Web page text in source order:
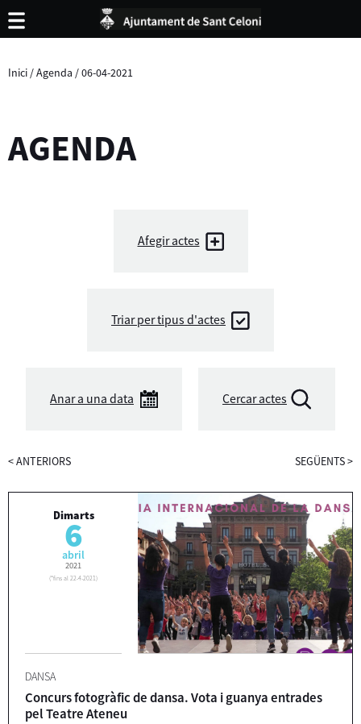
Inici /Agenda /06-04-2021
AGENDA
Afegir actes
Triar per tipus d'actes
Anar a una data Cercar actes
<ANTERIORS SEGÜENTS>
Dimarts
6
abril
2021
(*fins al 22-4-2021)
DANSA
Concurs fotogràfic de dansa. Vota i guanya entrades
pel Teatre Ateneu